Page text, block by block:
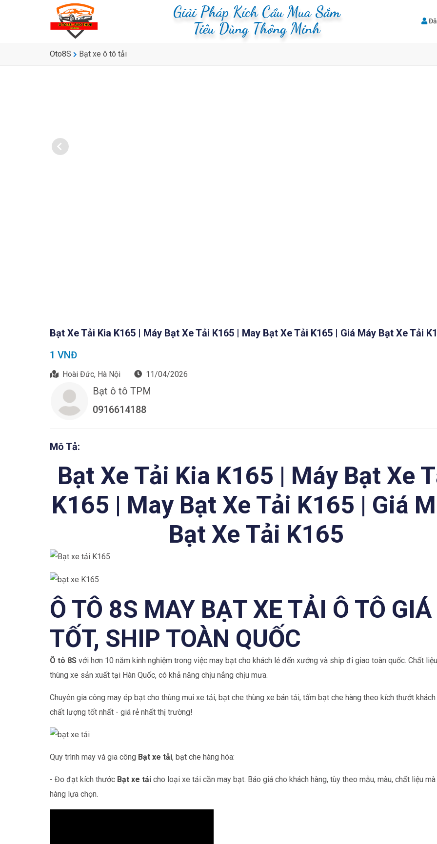
Giải Pháp Kích Cầu Mua Sắm
Tiêu Dùng Thông Minh
Oto8S Bạt xe ô tô tải
Bạt Xe Tải Kia K165 | Máy Bạt Xe Tải K165 | May Bạt Xe Tải K165 | Giá Máy Bạt Xe Tải
1 VNĐ
Hoài Đức, Hà Nội 11/04/2026
Bạt ô tô TPM
0916614188
Mô Tả:
Bạt Xe Tải Kia K165 | Máy Bạt Xe
K165 | May Bạt Xe Tải K165 | Giá
Bạt Xe Tải K165
Ô TÔ 8S MAY BẠT XE TẢI Ô TÔ GIÁ
TỐT, SHIP TOÀN QUỐC
Ô tô 8S với hơn 10 năm kinh nghiệm trong việc may bạt cho khách lẻ đến xưởng và ship đi giao toàn quốc. Chất
thùng xe sản xuất tại Hàn Quốc, có khả năng chịu nắng chịu mưa.
Chuyên gia công may ép bạt cho thùng mui xe tải, bạt che thùng xe bán tải, tấm bạt che hàng theo kích thướt
chất lượng tốt nhất - giá rẻ nhất thị trường!
Quy trình may vá gia công Bạt xe tải, bạt che hàng hóa:
- Đo đạt kích thước Bạt xe tải cho loại xe tải cần may bạt. Báo giá cho khách hàng, tùy theo mẫu, màu, chất liệu mà
hàng lựa chọn.